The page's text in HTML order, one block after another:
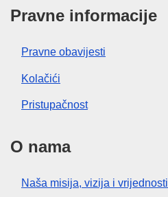
Pravne informacije
Pravne obavijesti
Kolačići
Pristupačnost
O nama
Naša misija, vizija i vrijednosti